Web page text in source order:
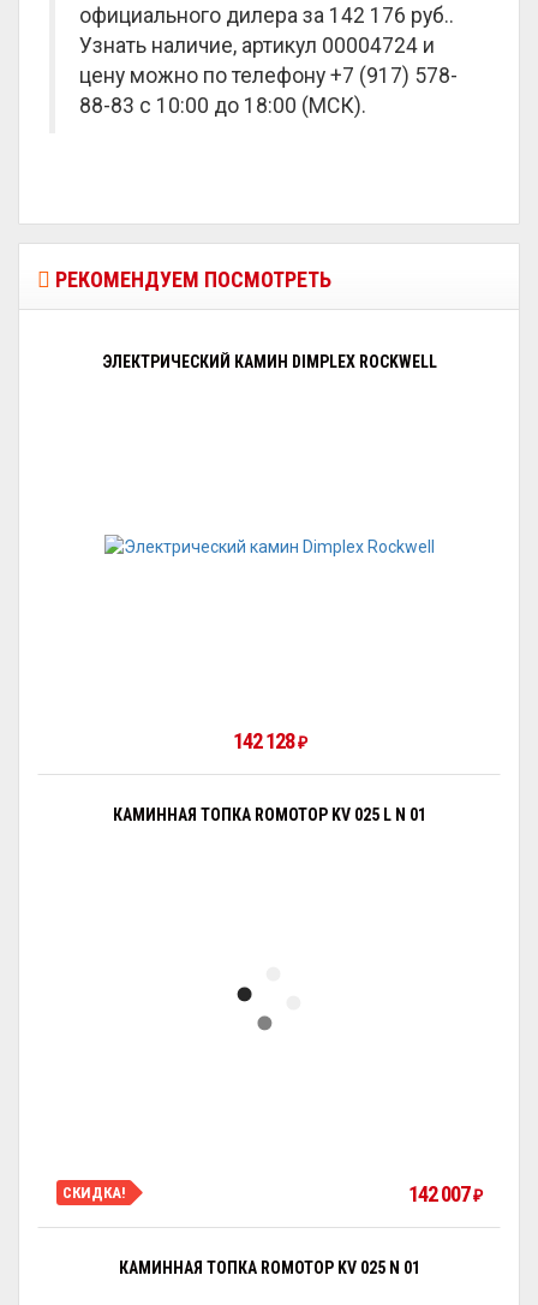
официального дилера за 142 176 руб..
Узнать наличие, артикул 00004724 и
цену можно по телефону +7 (917) 578-
88-83 с 10:00 до 18:00 (МСК).
РЕКОМЕНДУЕМ ПОСМОТРЕТЬ
ЭЛЕКТРИЧЕСКИЙ КАМИН DIMPLEX ROCKWELL
142 128₽
КАМИННАЯ ТОПКА ROMOTOP KV 025 L N 01
СКИДКА! 142 007₽
КАМИННАЯ ТОПКА ROMOTOP KV 025 N 01